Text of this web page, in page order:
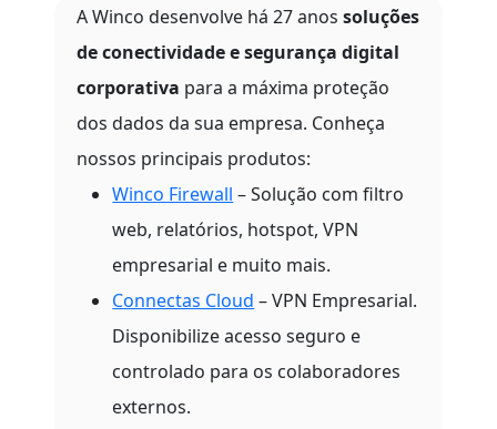
A Winco desenvolve há 27 anossoluções
de conectividade e segurança digital
corporativa para a máxima proteção
dos dados da sua empresa. Conheça
nossos principais produtos:
Winco Firewall – Solução com filtro
web, relatórios, hotspot, VPN
empresarial e muito mais.
Connectas Cloud – VPN Empresarial.
Disponibilize acesso seguro e
controlado para os colaboradores
externos.